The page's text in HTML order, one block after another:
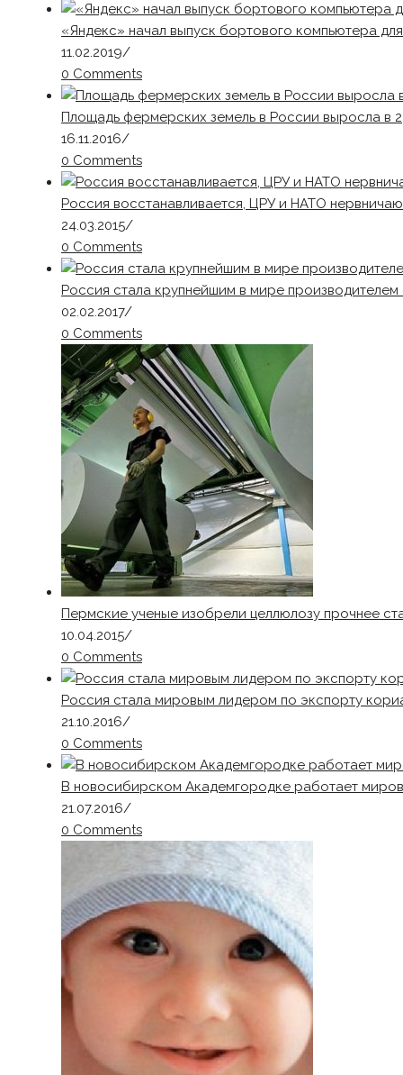
«Яндекс» начал выпуск бортового компьютера
11.02.2019/
0 Comments
Площадь фермерских земель в России выросла в
16.11.2016/
0 Comments
Россия восстанавливается, ЦРУ и НАТО
24.03.2015/
0 Comments
Россия стала крупнейшим в мире производителем
02.02.2017/
0 Comments
Пермские ученые изобрели целлюлозу прочнее
10.04.2015/
0 Comments
Россия стала мировым лидером по экспорту
21.10.2016/
0 Comments
В новосибирском Академгородке работает
21.07.2016/
0 Comments